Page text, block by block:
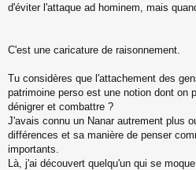
d'éviter l'attaque ad hominem, mais
C'est une caricature de raisonnement.
Tu considères que l'attachement des
patrimoine perso est une notion dont on
dénigrer et combattre ?
J'avais connu un Nanar autrement plus
différences et sa manière de penser
importants.
Là, j'ai découvert quelqu'un qui se